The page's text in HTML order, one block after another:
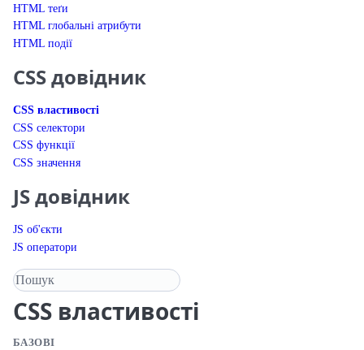
HTML теґи
HTML глобальні атрибути
HTML події
CSS довідник
CSS властивості
CSS селектори
CSS функції
CSS значення
JS довідник
JS об'єкти
JS оператори
Пошук у довіднику
CSS властивості
БАЗОВІ